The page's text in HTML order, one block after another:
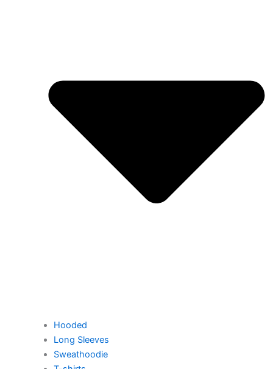
Hooded
Long Sleeves
Sweathoodie